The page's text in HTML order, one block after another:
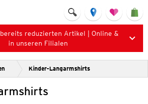
reduzierten Artikel | Online &
in unseren Filialen
Kinder-Langarmshirts